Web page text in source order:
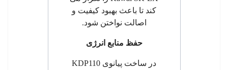
کند تا باعث بهبود کیفیت و
اصالت نواختن شود.
حفظ منابع انرژی
در ساخت پیانوی KDP110